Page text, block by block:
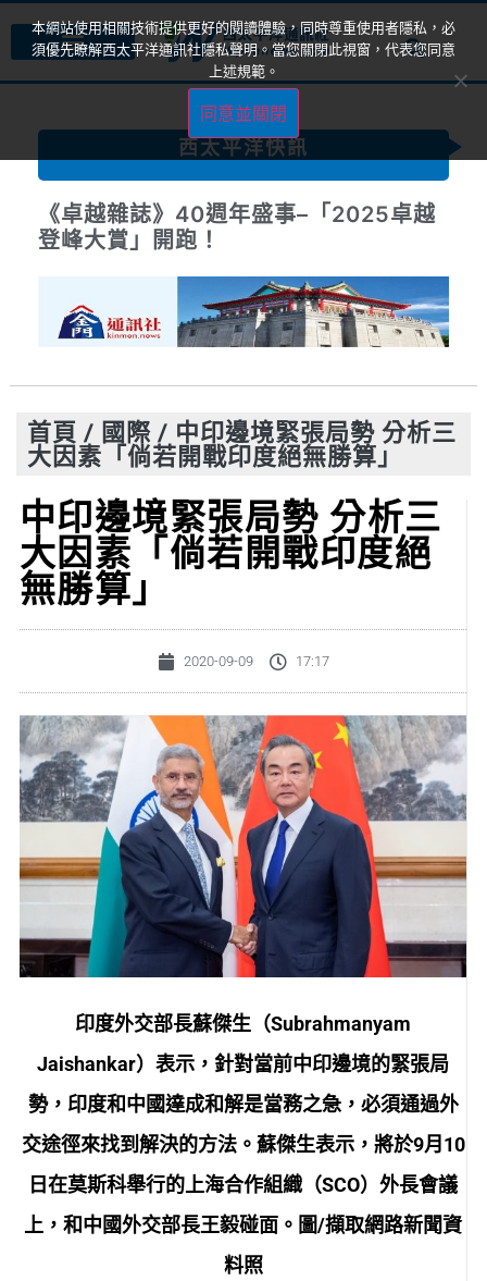
西太平洋快訊
《卓越雜誌》40週年盛事–「2025卓越
登峰大賞」開跑！
首頁 / 國際 / 中印邊境緊張局勢 分析三
大因素「倘若開戰印度絕無勝算」
中印邊境緊張局勢 分析三
大因素「倘若開戰印度絕
無勝算」
2020-09-09 17:17
印度外交部長蘇傑生（Subrahmanyam
Jaishankar）表示，針對當前中印邊境的緊張局
勢，印度和中國達成和解是當務之急，必須通過外
交途徑來找到解決的方法。蘇傑生表示，將於9月10
日在莫斯科舉行的上海合作組織（SCO）外長會議
上，和中國外交部長王毅碰面。圖/擷取網路新聞資
料照
本網站使用相關技術提供更好的閱讀體驗，同時尊重使用者隱私，必
須優先瞭解西太平洋通訊社隱私聲明。當您關閉此視窗，代表您同意
上述規範。
同意並關閉